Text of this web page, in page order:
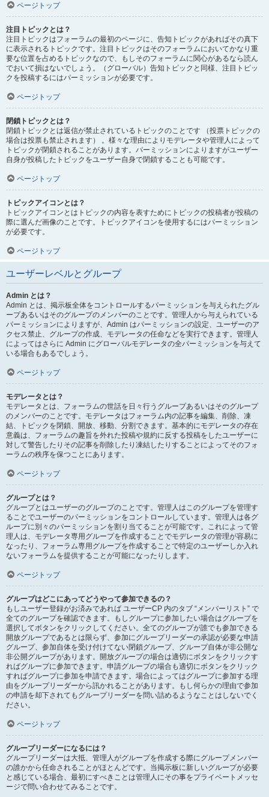
ページトップ
注目トピックとは？
注目トピックはフォーラムの最初のページに、告知トピックがあればその真下
に表示されるトピックです。注目トピックはそのフォーラムにおいてかなり重
要な位置を占めるトピックなので、もしそのフォーラムに関心があるなら読ん
でおいて損はないでしょう。（グローバル）告知トピックと同様、注目トピッ
クを投稿するにはパーミッションが必要です。
ページトップ
閉鎖トピックとは？
閉鎖トピックとは返信が禁止されているトピックのことです （投票トピックの
場合は投票も禁止されます） 。様々な理由によりモデレータや管理人によって
トピックが閉鎖されることがあります。パーミッションによりますがユーザー
自身が投稿したトピックをユーザー自身で閉鎖することも可能です。
ページトップ
トピックアイコンとは？
トピックアイコンとはトピックの内容を表すためにトピックの投稿者が投稿の
際に選んだ画像のことです。トピックアイコンを使用するにはパーミッション
が必要です。
ページトップ
ユーザーレベルとグループ
Admin とは？
Admin とは、掲示板全体をコントロールするパーミッションを与えられたグル
ープあるいはそのグループのメンバーのことです。管理人から与えられている
パーミッションによりますが、Admin はパーミッションの設定、ユーザーのア
クセス禁止、グループの作成、モデレータの任命などを実行できます。管理人
によってはさらに Admin にグローバルモデレータの全パーミッションを与えて
いる場合もあるでしょう。
ページトップ
モデレータとは？
モデレータとは、フォーラムの世話を日々行うグループあるいはそのグループ
のメンバーのことです。モデレータはフォーラム内の記事を編集、削除、凍
結、トピックを閉鎖、開放、移動、分割できます。基本的にモデレータの存在
意義は、フォーラムの趣旨を外れた投稿や規約に反する投稿をしたユーザーに
対して警告したりその記事を削除したり凍結したりすることによってそのフォ
ーラムの秩序を保つことにあります。
ページトップ
グループとは？
グループとはユーザーのグループのことです。管理人はこのグループを管理す
ることでユーザーのパーミッションをコントロールしています。管理人は各グ
ループに別々のパーミッションを割り当てることが可能です。これによって管
理人は、モデレータ専用グループを作成することでモデレータの管理が容易に
なったり、フォーラム専用グループを作成することで特定のユーザーしか入れ
ないフォーラムを提供することが可能になったりします。
ページトップ
グループはどこにあってどうやって参加できるの？
もしユーザー登録がお済みであれば ユーザーCP 内のタブ “メンバーリスト” で
全てのグループを確認できます。もしグループに参加したい場合はグループを
選択してボタンをクリックしてください。全てのグループが誰でも参加できる
開放グループであるとは限らず、参加にグループリーダーの承認が必要な申請
グループ、参加自体を受け付けてない閉鎖グループ、グループ自体が非公開な
非公開グループがあります。開放グループの場合は適切にボタンをクリックす
ればグループに参加できます。申請グループの場合も適切にボタンをクリック
すればグループに参加を申請できます。場合によってはグループに参加する理
由をグループリーダーから訊かれることがあります。もし何らかの理由で参加
の申請を却下されてもグループリーダーを問い詰めるようなことはしないでく
ださい。
ページトップ
グループリーダーになるには？
グループリーダーは大抵、管理人がグループを作成する際にグループメンバー
の誰かから任命されることがほとんどです。当掲示板に新しいグループが必要
と感じている場合、最初にすべきことは管理人にその事をプライベートメッセ
ージで問い合わせてみることです。